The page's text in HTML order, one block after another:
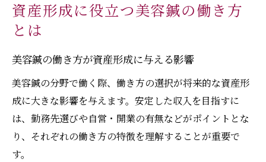
美容鍼の将来性と年収モデルを徹底解説
美容鍼施術者の年収モデルと収益アップ法
美容鍼で年収を伸ばすためのポイント解説
美容鍼の将来性が年収に与えるメリットと
は
美容鍼で安定した収益を得る具体的な仕組
資産形成に役立つ美容鍼の働き方
とは
美容鍼の働き方が資産形成に与える影響
美容鍼の分野で働く際、働き方の選択が将来的な資産形
成に大きな影響を与えます。安定した収入を目指すに
は、勤務先選びや自営・開業の有無などがポイントとな
り、それぞれの働き方の特徴を理解することが重要で
す。